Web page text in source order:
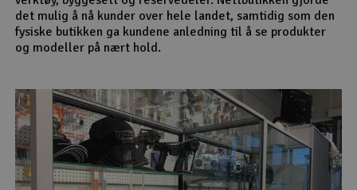
det mulig å nå kunder over hele landet, samtidig som den
fysiske butikken ga kundene anledning til å se produkter
og modeller på nært hold.